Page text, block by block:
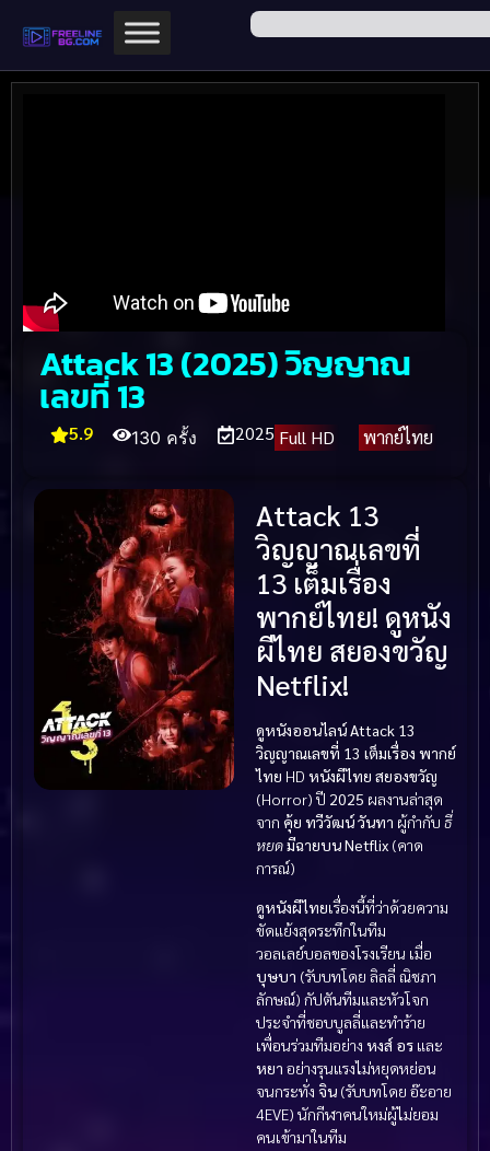
Attack 13 (2025) วิญญาณ
เลขที่ 13
5.9 130 ครั้ง 2025 Full HD พากย์ไทย
Attack 13
วิญญาณเลขที่
13 เต็มเรื่อง
พากย์ไทย! ดูหนัง
ผีไทย สยองขวัญ
Netflix!
ดูหนังออนไลน์Attack 13
วิญญาณเลขที่ 13 เต็มเรื่อง พากย์
ไทย HD หนังผีไทย สยองขวัญ
(Horror) ปี 2025 ผลงานล่าสุด
จาก คุ้ย ทวีวัฒน์ วันทา ผู้กำกับ ธี่
หยดมีฉายบน Netflix (คาด
การณ์)
ดูหนังผีไทยเรื่องนี้ที่ว่าด้วยความ
ขัดแย้งสุดระทึกในทีม
วอลเลย์บอลของโรงเรียน เมื่อ
บุษบา (รับบทโดย ลิลลี่ ณิชภา
ลักษณ์) กัปตันทีมและหัวโจก
ประจำที่ชอบบูลลี่และทำร้าย
เพื่อนร่วมทีมอย่าง หงส์ อร และ
หยา อย่างรุนแรงไม่หยุดหย่อน
จนกระทั่ง จิน (รับบทโดย อ๊ะอาย
4EVE) นักกีฬาคนใหม่ผู้ไม่ยอม
คนเข้ามาในทีม